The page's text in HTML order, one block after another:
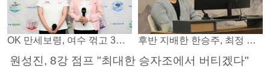
OK 만세보령, 여수 꺾고 3연패 탈출 후반 지배한 한승주, 최정 꺾고 8강 진출
원성진, 8강 점프 "최대한 승자조에서 버티겠다"